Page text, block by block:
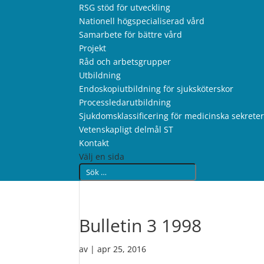
RSG stöd för utveckling
Nationell högspecialiserad vård
Samarbete för bättre vård
Projekt
Råd och arbetsgrupper
Utbildning
Endoskopiutbildning för sjuksköterskor
Processledarutbildning
Sjukdomsklassificering för medicinska
Vetenskapligt delmål ST
Kontakt
Välj en sida
Bulletin 3 1998
av |apr 25, 2016